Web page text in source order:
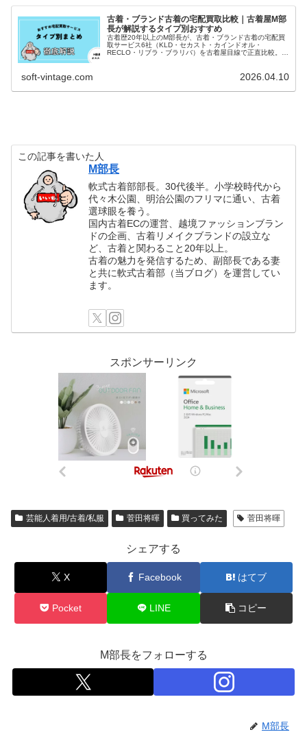
古着・ブランド古着の宅配買取比較｜古着屋M部
長が解説するタイプ別おすすめ
古着歴20年以上のM部長が、古着・ブランド古着の宅配買
取サービス6社（KLD・セカスト・カインドオル・
RECLO・リブラ・ブラリバ）を古着屋目線で正直比較。ラ
soft-vintage.com 2026.04.10
この記事を書いた人
M部長
軟式古着部部長。30代後半。小学校時代から
代々木公園、明治公園のフリマに通い、古着
選球眼を養う。
国内古着ECの運営、越境ファッションブラン
ドの企画、古着リメイクブランドの設立な
ど、古着と関わること20年以上。
古着の魅力を発信するため、副部長である妻
と共に軟式古着部（当ブログ）を運営してい
ます。
スポンサーリンク
芸能人着用/古着/私服 菅田将暉 買ってみた 菅田将暉
シェアする
X Facebook はてブ
Pocket LINE コピー
M部長をフォローする
M部長